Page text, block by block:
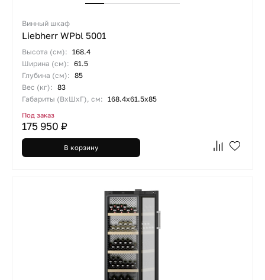
Винный шкаф
Liebherr WPbl 5001
Высота (см): 168.4
Ширина (см): 61.5
Глубина (см): 85
Вес (кг): 83
Габариты (ВхШхГ), см: 168.4х61.5х85
Под заказ
175 950 ₽
В корзину